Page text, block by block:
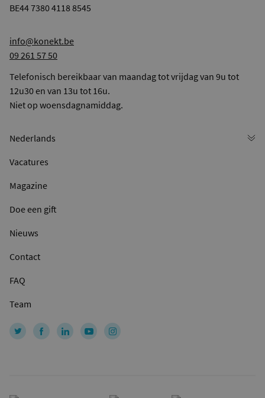
BE44 7380 4118 8545
info@konekt.be
09 261 57 50
Telefonisch bereikbaar van maandag tot vrijdag van 9u tot
12u30 en van 13u tot 16u.
Niet op woensdagnamiddag.
Vacatures
Magazine
Doe een gift
Nieuws
Contact
FAQ
Team